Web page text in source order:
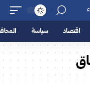
اقتصاد سياسة